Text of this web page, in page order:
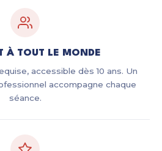
À TOUT LE MONDE
accessible dès 10 ans. Un
accompagne chaque
séance.